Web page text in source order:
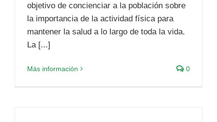
objetivo de concienciar a la población sobre
la importancia de la actividad física para
mantener la salud a lo largo de toda la vida.
La [...]
Más información 0